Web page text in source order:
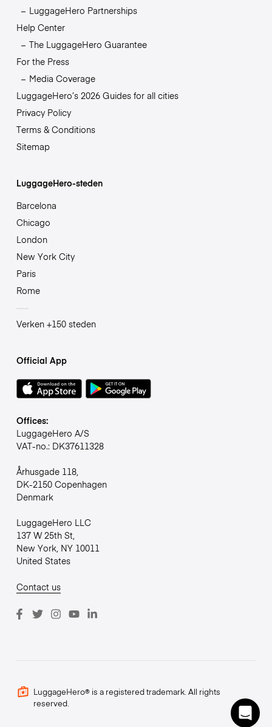
LuggageHero Partnerships
Help Center
The LuggageHero Guarantee
For the Press
Media Coverage
LuggageHero’s 2026 Guides for all cities
Privacy Policy
Terms & Conditions
Sitemap
LuggageHero-steden
Barcelona
Chicago
London
New York City
Paris
Rome
Verken +150 steden
Official App
Offices:
LuggageHero A/S
VAT-no.: DK37611328
Århusgade 118,
DK-2150 Copenhagen
Denmark
LuggageHero LLC
137 W 25th St,
New York, NY 10011
United States
Contact us
LuggageHero® is a registered trademark. All rights
reserved.